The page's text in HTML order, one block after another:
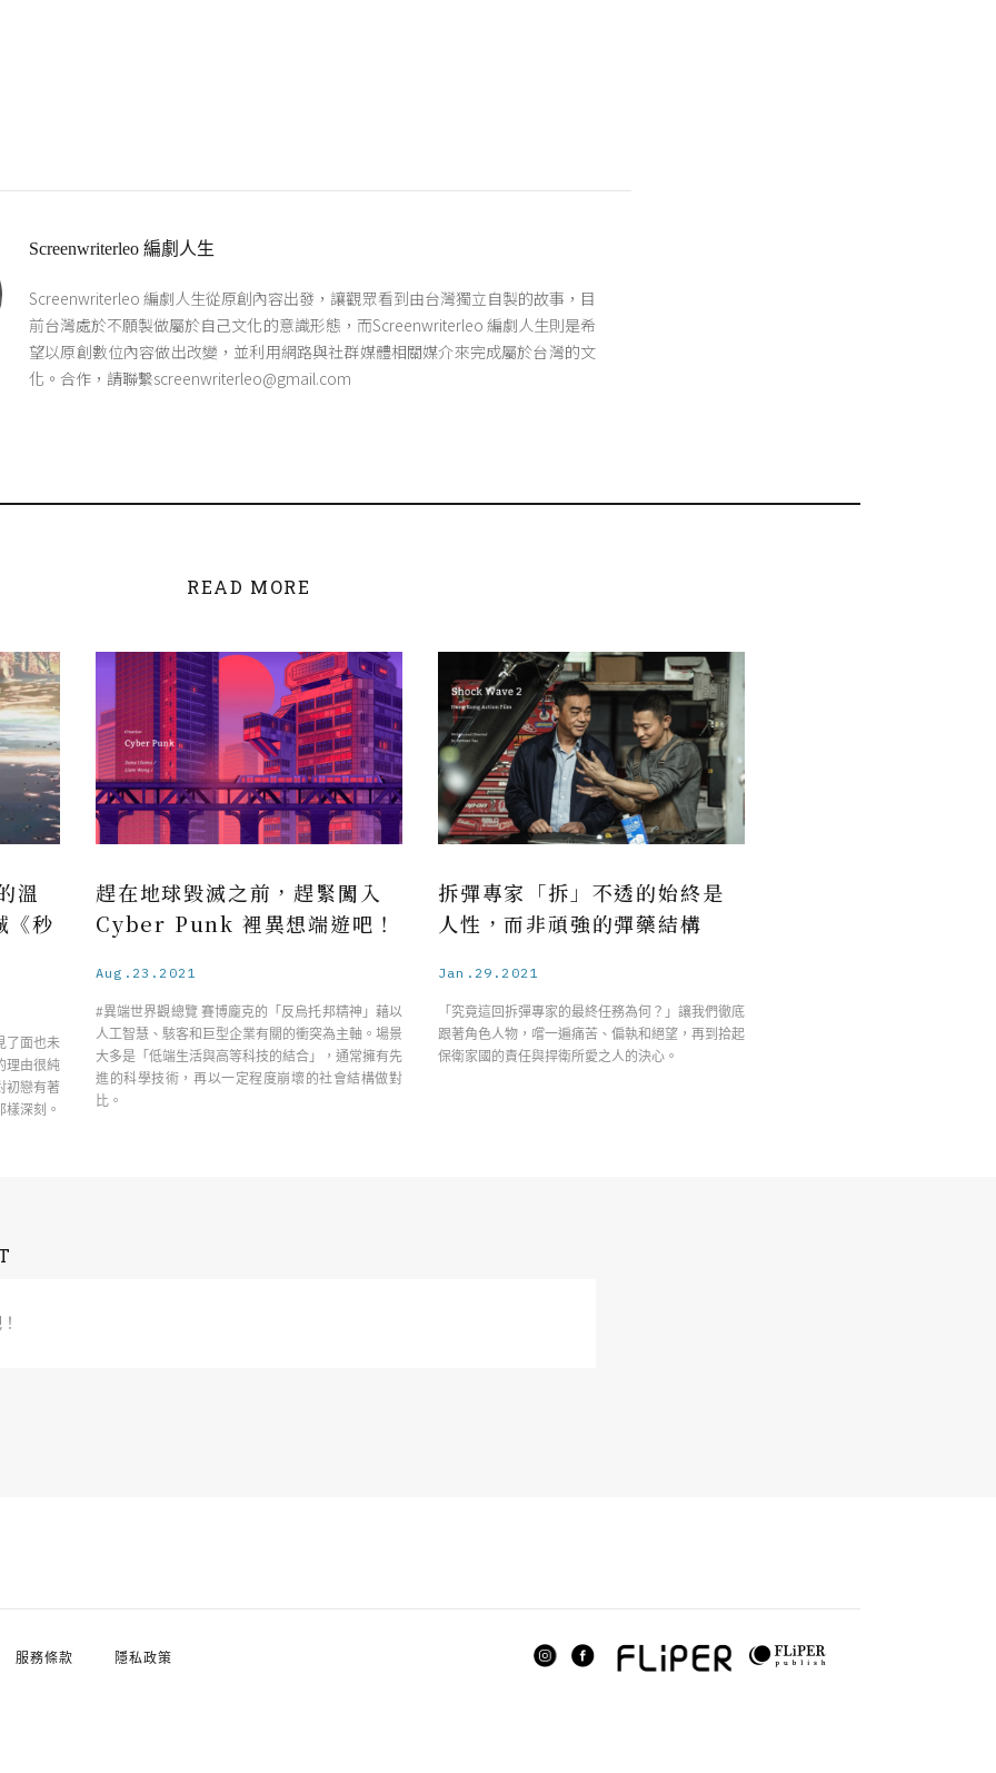
Screenwriterleo 編劇人生
Screenwriterleo 編劇人生從原創內容出發，讓觀眾看到由台灣獨立自製的故事，目
前台灣處於不願製做屬於自己文化的意識形態，而Screenwriterleo 編劇人生則是希
望以原創數位內容做出改變，並利用網路與社群媒體相關媒介來完成屬於台灣的文
化。合作，請聯繫screenwriterleo@gmail.com
READ MORE
溫
秒
了面也未
理由很純
初戀有著
深刻。
趕在地球毀滅之前，趕緊闖入
Cyber Punk 裡異想端遊吧！
Aug.23.2021
#異端世界觀總覽 賽博龐克的「反烏托邦精神」藉以
人工智慧、駭客和巨型企業有關的衝突為主軸。場景
大多是「低端生活與高等科技的結合」，通常擁有先
進的科學技術，再以一定程度崩壞的社會結構做對
比。
拆彈專家「拆」不透的始終是
人性，而非頑強的彈藥結構
Jan.29.2021
「究竟這回拆彈專家的最終任務為何？」讓我們徹底
跟著角色人物，嚐一遍痛苦、偏執和絕望，再到拾起
保衛家國的責任與捍衛所愛之人的決心。
服務條款 隱私政策